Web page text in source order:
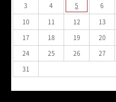
3
4 5 6
10
11 12 13
17
18 19 20
24
25 26 27
31